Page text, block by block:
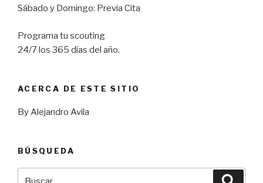
Sábado y Domingo: Previa Cita
Programa tu scouting
24/7 los 365 días del año.
ACERCA DE ESTE SITIO
By Alejandro Avila
BÚSQUEDA